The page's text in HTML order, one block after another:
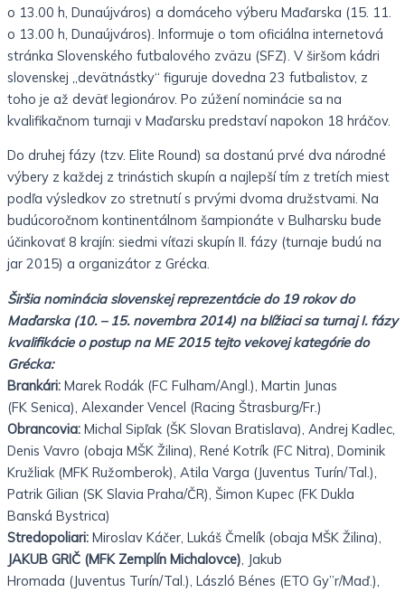
o 13.00 h, Dunaújváros) a domáceho výberu Maďarska (15. 11.
o 13.00 h, Dunaújváros). Informuje o tom oficiálna internetová
stránka Slovenského futbalového zväzu (SFZ). V širšom kádri
slovenskej „devätnástky“ figuruje dovedna 23 futbalistov, z
toho je až deväť legionárov. Po zúženínominácie sa na
kvalifikačnom turnaji v Maďarsku predstavínapokon 18 hráčov.
Do druhej fázy (tzv. Elite Round) sa dostanú prvé dva národné
výbery z každej z trinástich skupín a najlepší tím z tretích miest
podľa výsledkov zo stretnutí s prvými dvoma družstvami. Na
budúcoročnom kontinentálnom šampionáte v Bulharsku bude
účinkovať 8 krajín: siedmi víťazi skupín II. fázy (turnaje budú na
jar 2015) a organizátor z Grécka.
Širšia nominácia slovenskej reprezentácie do 19rokov do
Maďarska (10. – 15. novembra 2014) na blížiaci sa turnaj I. fázy
kvalifikácie o postup na ME 2015 tejto vekovej kategórie do
Grécka:
Brankári: Marek Rodák (FC Fulham/Angl.), Martin Junas
(FK Senica), Alexander Vencel (Racing Štrasburg/Fr.)
Obrancovia: Michal Sipľak (ŠK Slovan Bratislava), Andrej Kadlec,
Denis Vavro (obaja MŠK Žilina), René Kotrík (FC Nitra), Dominik
Kružliak (MFK Ružomberok), Atila Varga (Juventus Turín/Tal.),
Patrik Gilian (SK Slavia Praha/ČR), Šimon Kupec (FK Dukla
Banská Bystrica)
Stredopoliari: Miroslav Káčer, Lukáš Čmelík (obaja MŠK Žilina),
JAKUB GRIČ (MFK Zemplín Michalovce) , Jakub
Hromada (Juventus Turín/Tal.), László Bénes (ETO Gy”r/Maď.),